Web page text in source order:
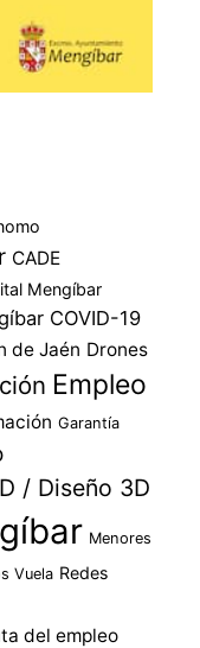
CADE
Mengíbar
COVID-19
de Jaén Drones
Empleo
Garantía
/ Diseño 3D
Menores
Vuela Redes
del empleo